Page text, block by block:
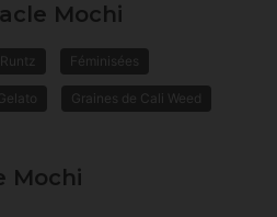
Mochi
Runtz Féminisées
Graines de Cali Weed
Mochi